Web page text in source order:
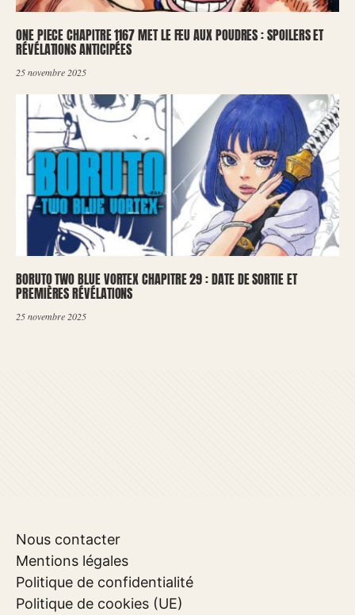
ONE PIECE CHAPITRE 1167 MET LE FEU AUX POUDRES : SPOILERS ET
RÉVÉLATIONS ANTICIPÉES
25 novembre 2025
BORUTO TWO BLUE VORTEX CHAPITRE 29 : DATE DE SORTIE ET
PREMIÈRES RÉVÉLATIONS
25 novembre 2025
Nous contacter
Mentions légales
Politique de confidentialité
Politique de cookies (UE)